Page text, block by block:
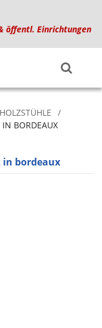
öffentl. Einrichtungen
HOLZSTÜHLE
IN BORDEAUX
in bordeaux